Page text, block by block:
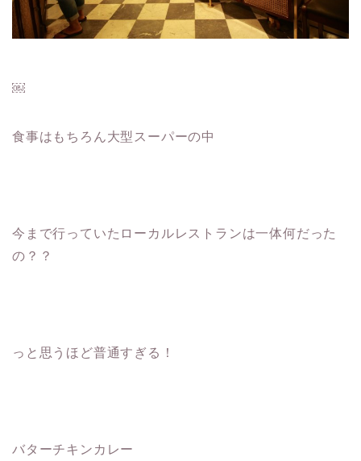
￼
食事はもちろん大型スーパーの中
今まで行っていたローカルレストランは一体何だった
の？？
っと思うほど普通すぎる！
バターチキンカレー